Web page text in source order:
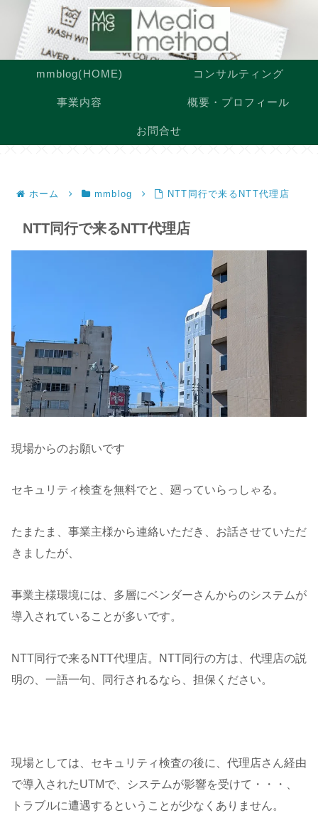
mmblog(HOME) コンサルティング
事業内容 概要・プロフィール
お問合せ
ホーム mmblog NTT同行で来るNTT代理店
NTT同行で来るNTT代理店
現場からのお願いです
セキュリティ検査を無料でと、廻っていらっしゃる。
たまたま、事業主様から連絡いただき、お話させていただ
きましたが、
事業主様環境には、多層にベンダーさんからのシステムが
導入されていることが多いです。
NTT同行で来るNTT代理店。NTT同行の方は、代理店の説
明の、一語一句、同行されるなら、担保ください。
現場としては、セキュリティ検査の後に、代理店さん経由
で導入されたUTMで、システムが影響を受けて・・・、
トラブルに遭遇するということが少なくありません。